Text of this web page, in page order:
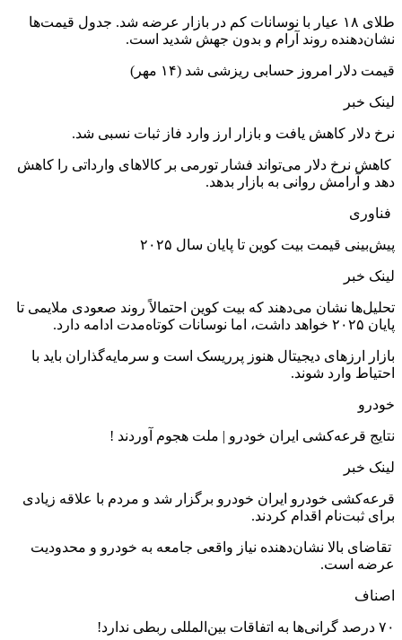
طلای ۱۸ عیار با نوسانات کم در بازار عرضه شد. جدول قیمت‌ها
نشان‌دهنده روند آرام و بدون جهش شدید است.
قیمت دلار امروز حسابی ریزشی شد (۱۴ مهر)
لینک خبر
نرخ دلار کاهش یافت و بازار ارز وارد فاز ثبات نسبی شد.
کاهش نرخ دلار می‌تواند فشار تورمی بر کالاهای وارداتی را کاهش
دهد و آرامش روانی به بازار بدهد.
فناوری
پیش‌بینی قیمت بیت کوین تا پایان سال ۲۰۲۵
لینک خبر
تحلیل‌ها نشان می‌دهند که بیت کوین احتمالاً روند صعودی ملایمی تا
پایان ۲۰۲۵ خواهد داشت، اما نوسانات کوتاه‌مدت ادامه دارد.
بازار ارزهای دیجیتال هنوز پرریسک است و سرمایه‌گذاران باید با
احتیاط وارد شوند.
خودرو
نتایج قرعه‌کشی ایران خودرو | ملت هجوم آوردند !
لینک خبر
قرعه‌کشی خودرو ایران خودرو برگزار شد و مردم با علاقه زیادی
برای ثبت‌نام اقدام کردند.
تقاضای بالا نشان‌دهنده نیاز واقعی جامعه به خودرو و محدودیت
عرضه است.
اصناف
۷۰ درصد گرانی‌ها به اتفاقات بین‌المللی ربطی ندارد!